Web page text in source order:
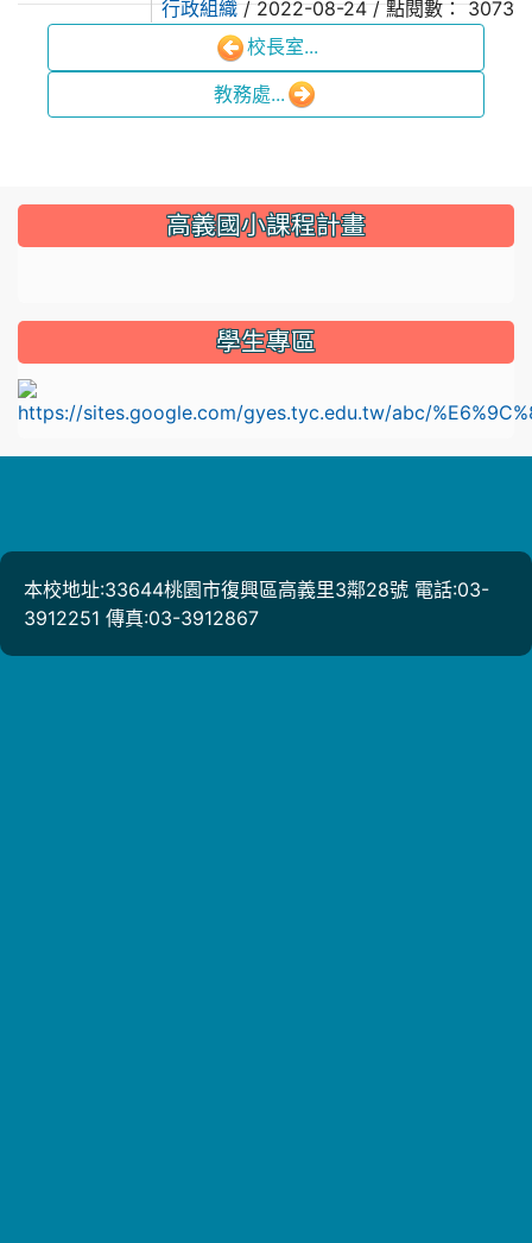
行政組織/ 2022-08-24 / 點閱數： 3073
校長室...
教務處...
::: 高義國小課程計畫
學生專區
本校地址:33644桃園市復興區高義里3鄰28號 電話:03-
3912251 傳真:03-3912867